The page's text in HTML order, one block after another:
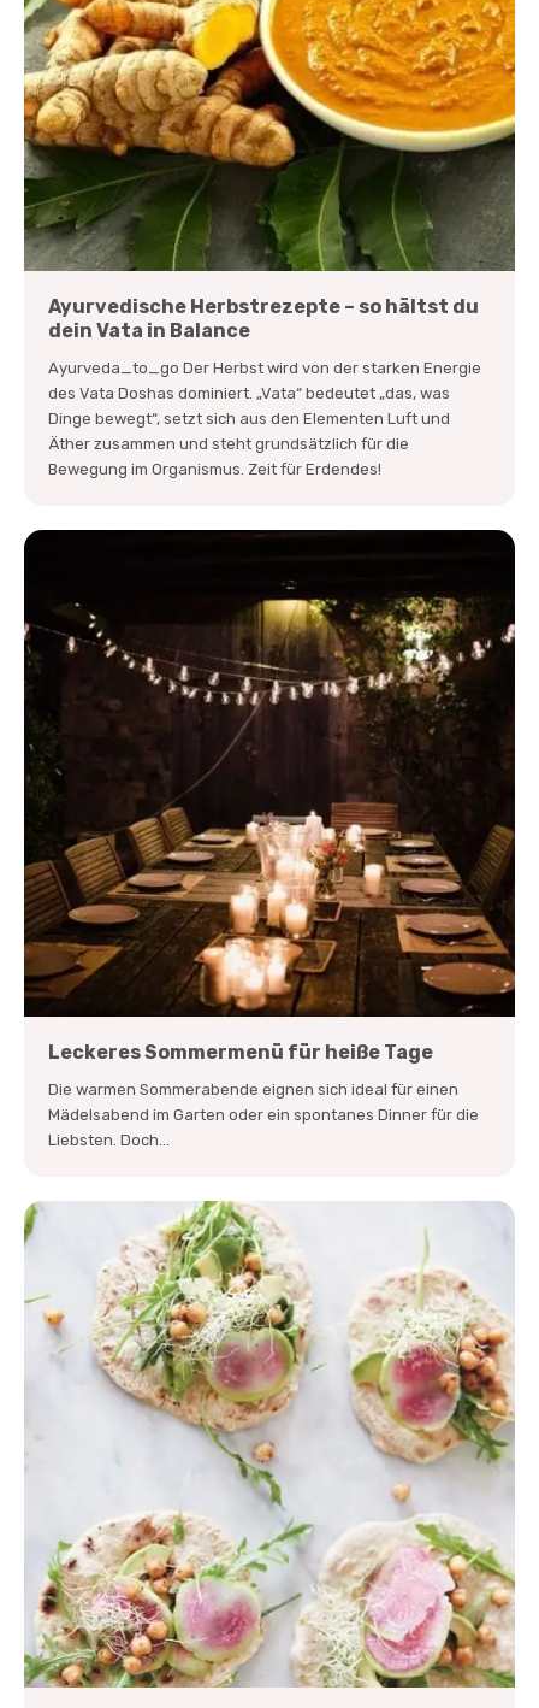
Ayurvedische Herbstrezepte – so hältst du
dein Vata in Balance
Ayurveda_to_go Der Herbst wird von der starken Energie
des Vata Doshas dominiert. „Vata“ bedeutet „das, was
Dinge bewegt“, setzt sich aus den Elementen Luft und
Äther zusammen und steht grundsätzlich für die
Bewegung im Organismus. Zeit für Erdendes!
Leckeres Sommermenü für heiße Tage
Die warmen Sommerabende eignen sich ideal für einen
Mädelsabend im Garten oder ein spontanes Dinner für die
Liebsten. Doch...